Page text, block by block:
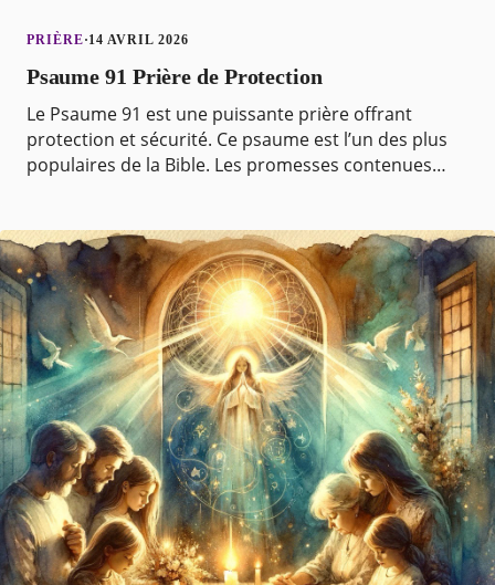
PRIÈRE·14 AVRIL 2026
Psaume 91 Prière de Protection
Le Psaume 91 est une puissante prière offrant
protection et sécurité. Ce psaume est l’un des plus
populaires de la Bible. Les promesses contenues